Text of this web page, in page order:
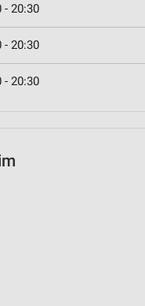
- 20:30
- 20:30
- 20:30